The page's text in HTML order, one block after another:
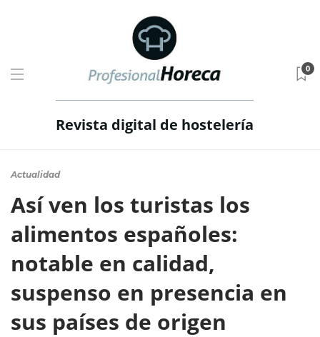
Revista digital de hostelería
0
Actualidad
Así ven los turistas los
alimentos españoles:
notable en calidad,
suspenso en presencia en
sus países de origen